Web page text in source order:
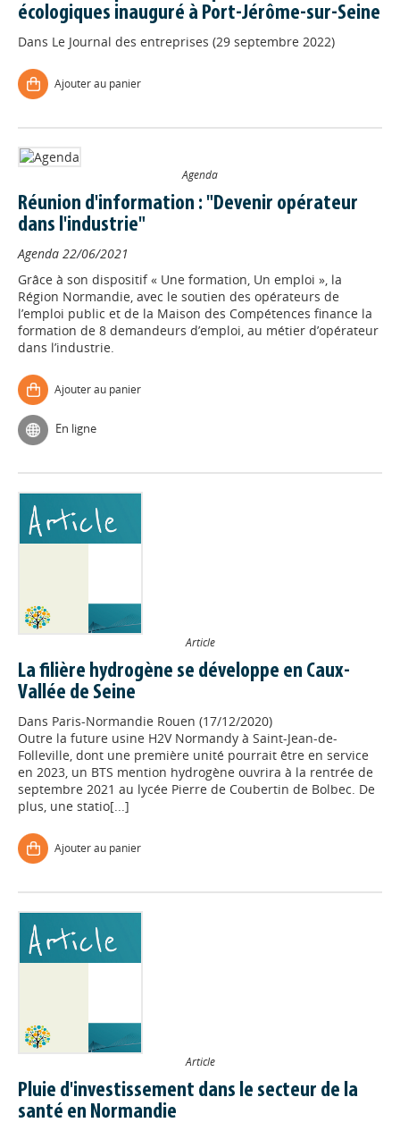
écologiques inauguré à Port-Jérôme-sur-Seine
Dans Le Journal des entreprises (29 septembre 2022)
Ajouter au panier
Agenda
Réunion d'information : "Devenir opérateur
dans l'industrie"
Agenda 22/06/2021
Grâce à son dispositif « Une formation, Un emploi », la
Région Normandie, avec le soutien des opérateurs de
l’emploi public et de la Maison des Compétences finance la
formation de 8 demandeurs d’emploi, au métier d’opérateur
dans l’industrie.
Ajouter au panier
En ligne
Article
La filière hydrogène se développe en Caux-
Vallée de Seine
Dans Paris-Normandie Rouen (17/12/2020)
Outre la future usine H2V Normandy à Saint-Jean-de-
Folleville, dont une première unité pourrait être en service
en 2023, un BTS mention hydrogène ouvrira à la rentrée de
septembre 2021 au lycée Pierre de Coubertin de Bolbec. De
plus, une statio[...]
Ajouter au panier
Article
Pluie d'investissement dans le secteur de la
santé en Normandie